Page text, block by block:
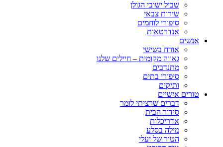
שביל ישובי הגולן
שירות צבאי
סיפורי לוחמים
אנדרטאות
אנשים
אורח בשישי
גאווה מקומית – חיילים שלנו
מתנדבים
סיפורי בתים
ותיקים
טורים אישיים
דברים שרציתי לומר
סידור הבית
אדריכלות
מילה בסלע
הטור של יעלי